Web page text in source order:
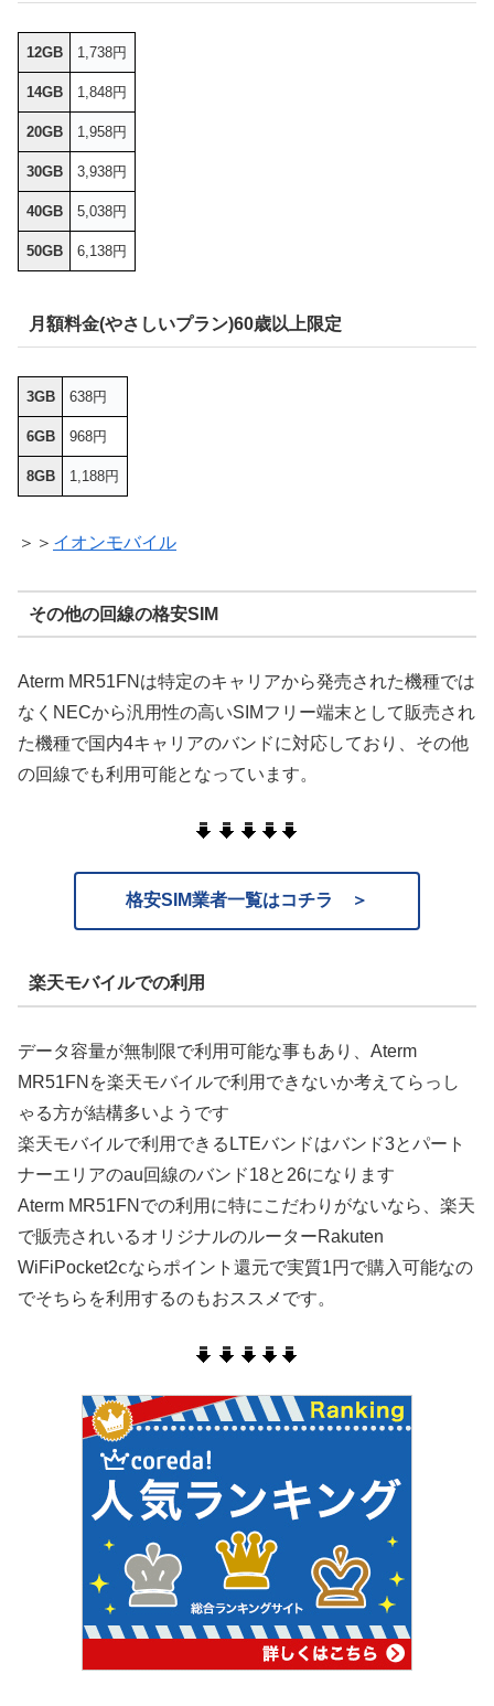
12GB 1,738円
14GB 1,848円
20GB 1,958円
30GB 3,938円
40GB 5,038円
50GB 6,138円
月額料金(やさしいプラン)60歳以上限定
3GB 638円
6GB 968円
8GB 1,188円
＞＞ イオンモバイル
その他の回線の格安SIM
Aterm MR51FNは特定のキャリアから発売された機種では
なくNECから汎用性の高いSIMフリー端末として販売され
た機種で国内4キャリアのバンドに対応しており、その他
の回線でも利用可能となっています。
格安SIM業者一覧はコチラ ＞
楽天モバイルでの利用
データ容量が無制限で利用可能な事もあり、Aterm
MR51FNを楽天モバイルで利用できないか考えてらっし
ゃる方が結構多いようです
楽天モバイルで利用できるLTEバンドはバンド3とパート
ナーエリアのau回線のバンド18と26になります
Aterm MR51FNでの利用に特にこだわりがないなら、楽天
で販売されいるオリジナルのルーターRakuten
WiFiPocket2ⅽならポイント還元で実質1円で購入可能なの
でそちらを利用するのもおススメです。